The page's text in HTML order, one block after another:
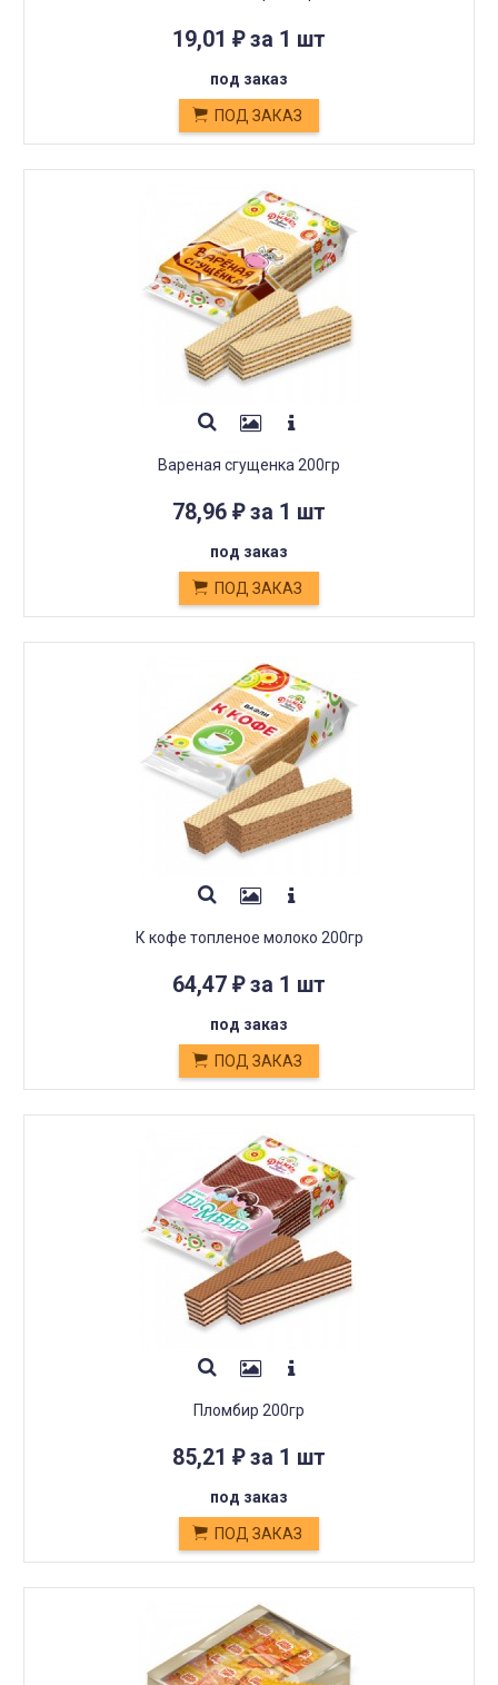
19,01 ₽за 1 шт
под заказ
ПОД ЗАКАЗ
Вареная сгущенка 200гр
78,96 ₽за 1 шт
под заказ
ПОД ЗАКАЗ
К кофе топленое молоко 200гр
64,47 ₽за 1 шт
под заказ
ПОД ЗАКАЗ
Пломбир 200гр
85,21 ₽за 1 шт
под заказ
ПОД ЗАКАЗ